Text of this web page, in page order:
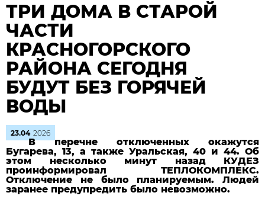
ТРИ ДОМА В СТАРОЙ
ЧАСТИ
КРАСНОГОРСКОГО
РАЙОНА СЕГОДНЯ
БУДУТ БЕЗ ГОРЯЧЕЙ
ВОДЫ
23.04 2026
В перечне отключенных окажутся
Бугарева, 13, а также Уральская, 40 и 44. Об
этом несколько минут назад КУДЕЗ
проинформировал ТЕПЛОКОМПЛЕКС.
Отключение не было планируемым. Людей
заранее предупредить было невозможно.